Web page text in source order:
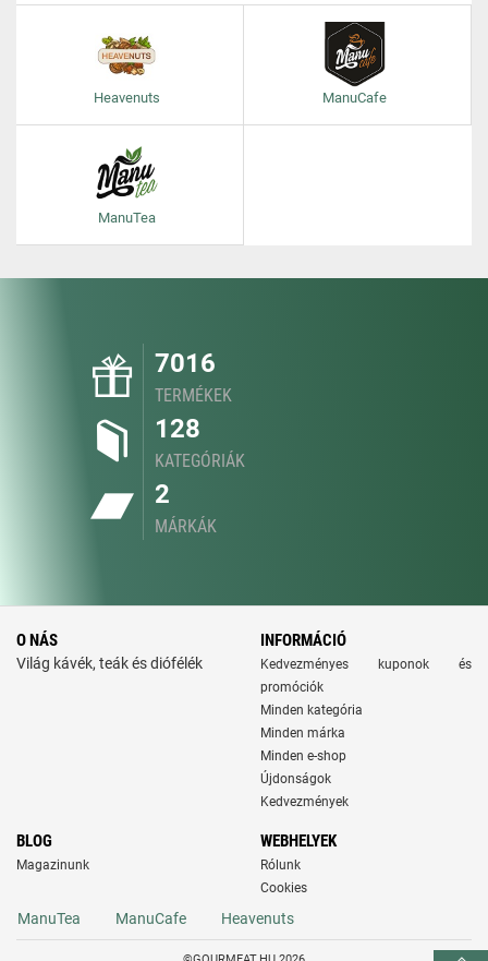
Heavenuts ManuCafe
ManuTea
7016
TERMÉKEK
128
KATEGÓRIÁK
2
MÁRKÁK
O NÁS
Világ kávék, teák és diófélék
INFORMÁCIÓ
Kedvezményes kuponok és
promóciók
Minden kategória
Minden márka
Minden e-shop
Újdonságok
Kedvezmények
BLOG
Magazinunk
WEBHELYEK
Rólunk
Cookies
ManuTea ManuCafe Heavenuts